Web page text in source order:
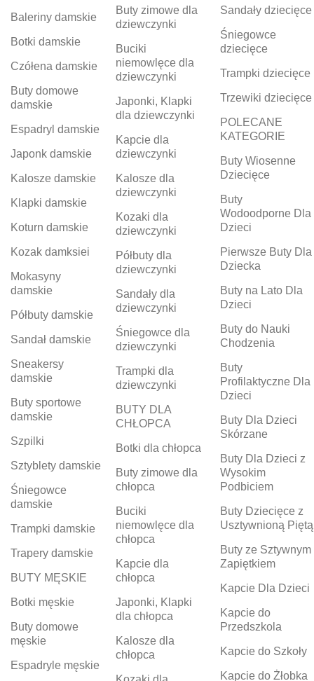
Baleriny damskie
Botki damskie
Czółena damskie
Buty domowe
damskie
Espadryl damskie
Japonk damskie
Kalosze damskie
Klapki damskie
Koturn damskie
Kozak damksiei
Mokasyny
damskie
Półbuty damskie
Sandał damskie
Sneakersy
damskie
Buty sportowe
damskie
Szpilki
Sztyblety damskie
Śniegowce
damskie
Trampki damskie
Trapery damskie
BUTY MĘSKIE
Botki męskie
Buty domowe
męskie
Espadryle męskie
Buty zimowe dla
dziewczynki
Buciki
niemowlęce dla
dziewczynki
Japonki, Klapki
dla dziewczynki
Kapcie dla
dziewczynki
Kalosze dla
dziewczynki
Kozaki dla
dziewczynki
Półbuty dla
dziewczynki
Sandały dla
dziewczynki
Śniegowce dla
dziewczynki
Trampki dla
dziewczynki
BUTY DLA
CHŁOPCA
Botki dla chłopca
Buty zimowe dla
chłopca
Buciki
niemowlęce dla
chłopca
Kapcie dla
chłopca
Japonki, Klapki
dla chłopca
Kalosze dla
chłopca
Sandały dziecięce
Śniegowce
dziecięce
Trampki dziecięce
Trzewiki dziecięce
POLECANE
KATEGORIE
Buty Wiosenne
Dziecięce
Buty
Wodoodporne Dla
Dzieci
Pierwsze Buty Dla
Dziecka
Buty na Lato Dla
Dzieci
Buty do Nauki
Chodzenia
Buty
Profilaktyczne Dla
Dzieci
Buty Dla Dzieci
Skórzane
Buty Dla Dzieci z
Wysokim
Podbiciem
Buty Dziecięce z
Usztywnioną Piętą
Buty ze Sztywnym
Zapiętkiem
Kapcie Dla Dzieci
Kapcie do
Przedszkola
Kapcie do Szkoły
Kapcie do Żłobka